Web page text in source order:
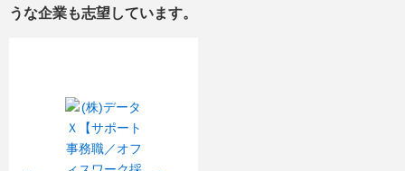
うな企業も志望しています。